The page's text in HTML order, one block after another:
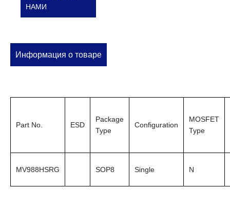
НАМИ
Информация о товаре
Part No. ESD
Package
Type
Configuration
MOSFET
Type
MV988HSRG SOP8 Single N